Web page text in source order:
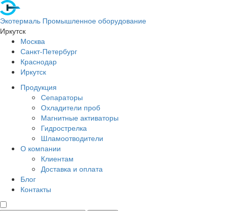
Экотермаль Промышленное оборудование
Иркутск
Москва
Санкт-Петербург
Краснодар
Иркутск
Продукция
Сепараторы
Охладители проб
Магнитные активаторы
Гидрострелка
Шламоотводители
О компании
Клиентам
Доставка и оплата
Блог
Контакты